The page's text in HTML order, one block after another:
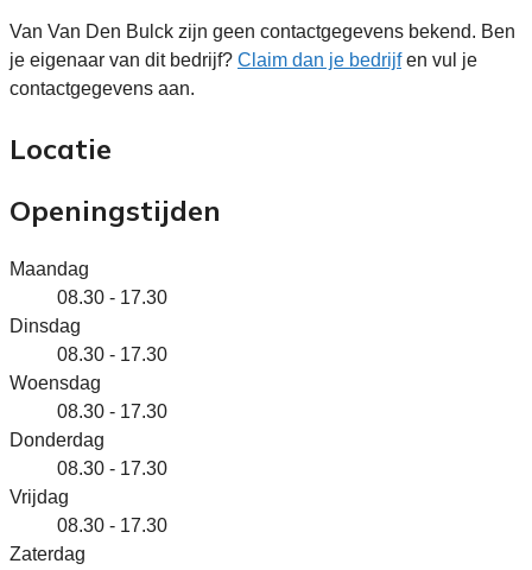
Van Van Den Bulck zijn geen contactgegevens bekend. Ben
je eigenaar van dit bedrijf? Claim dan je bedrijfen vul je
contactgegevens aan.
Locatie
Openingstijden
Maandag
08.30 - 17.30
Dinsdag
08.30 - 17.30
Woensdag
08.30 - 17.30
Donderdag
08.30 - 17.30
Vrijdag
08.30 - 17.30
Zaterdag